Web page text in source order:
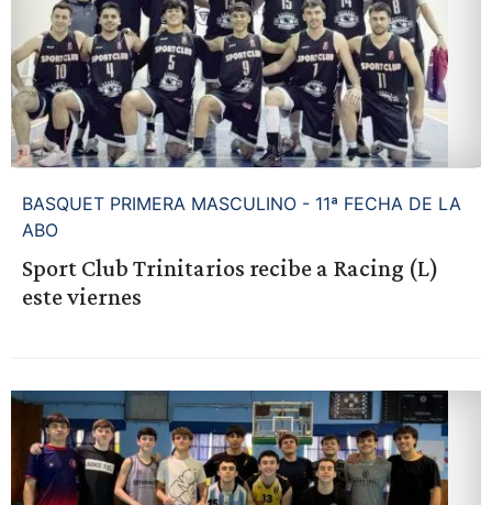
BASQUET PRIMERA MASCULINO - 11ª FECHA DE LA
ABO
Sport Club Trinitarios recibe a Racing (L)
este viernes